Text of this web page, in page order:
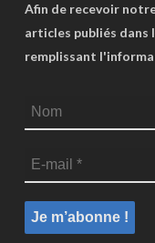
Afin de recevoir
articles publiés dans
remplissant